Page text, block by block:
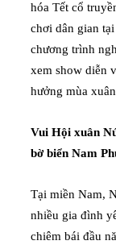
hóa Tết cổ
chơi dân gian
chương trình
xem show diễn
hưởng mùa
Vui Hội xuân
bờ biển Nam
Tại miền Nam,
nhiều gia đình
chiêm bái đầu